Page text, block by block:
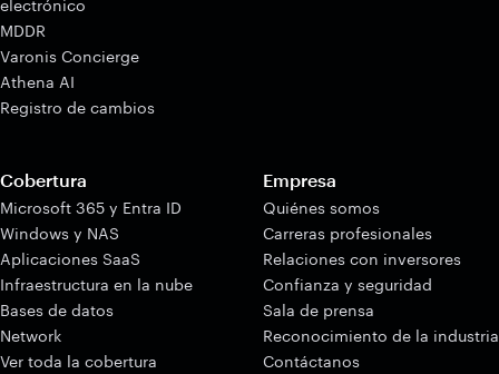
electrónico
MDDR
Varonis Concierge
Athena AI
Registro de cambios
Cobertura
Microsoft 365 y Entra ID
Windows y NAS
Aplicaciones SaaS
Infraestructura en la nube
Bases de datos
Network
Ver toda la cobertura
Empresa
Quiénes somos
Carreras profesionales
Relaciones con inversores
Confianza y seguridad
Sala de prensa
Reconocimiento de la industria
Contáctanos